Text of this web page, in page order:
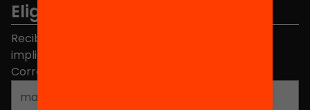
Elige equidad
Recibe contenidos, iniciativas y proyectos para
implicarte.
Correo electrónico